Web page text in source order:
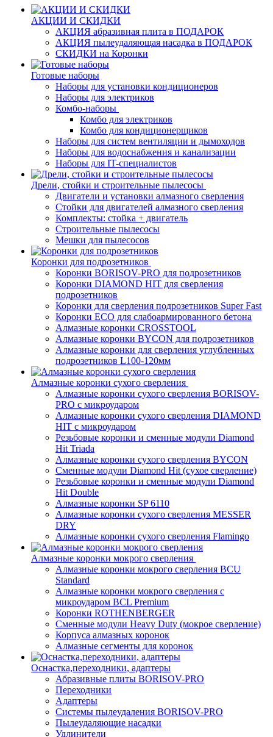
АКЦИИ И СКИДКИ
АКЦИЯ абразивная плита в ПОДАРОК
АКЦИЯ пылеудаляющая насадка в ПОДАРОК
СКИДКИ на Коронки
Готовые наборы
Наборы для установки кондиционеров
Наборы для электриков
Комбо-наборы
Комбо для электриков
Комбо для кондиционерщиков
Наборы для систем вентиляции и дымоходов
Наборы для водоснабжения и канализации
Наборы для IT-специалистов
Дрели, стойки и строительные пылесосы
Двигатели и установки алмазного сверления
Стойки для двигателей алмазного сверления
Комплекты: стойка + двигатель
Строительные пылесосы
Мешки для пылесосов
Коронки для подрозетников
Коронки BORISOV-PRO для подрозетников
Коронки DIAMOND HIT для сверления
подрозетников
Коронки для сверления подрозетников Super Fast
Коронки ECO для слабоармированного бетона
Алмазные коронки CROSSTOOL
Алмазные коронки BYCON для подрозетников
Алмазные коронки для сверления углубленных
подрозетников L100-120мм
Алмазные коронки сухого сверления
Алмазные коронки сухого сверления BORISOV-
PRO с микроударом
Алмазные коронки сухого сверления DIAMOND
HIT с микроударом
Резьбовые коронки и сменные модули Diamond
Hit Triada
Алмазные коронки сухого сверления BYCON
Сменные модули Diamond Hit (сухое сверление)
Резьбовые коронки и сменные модули Diamond
Hit Double
Алмазные коронки SP 6110
Алмазные коронки сухого сверления MESSER
DRY
Алмазные коронки сухого сверления Flamingo
Алмазные коронки мокрого сверления
Алмазные коронки мокрого сверления BCU
Standard
Алмазные коронки мокрого сверления с
микроударом BCL Premium
Коронки ROTHENBERGER
Сменные модули Heavy Duty (мокрое сверление)
Корпуса алмазных коронок
Алмазные сегменты для коронок
Оснастка,переходники, адаптеры
Абразивные плиты BORISOV-PRO
Переходники
Адаптеры
Системы пылеудаления BORISOV-PRO
Пылеудаляющие насадки
Удлинители